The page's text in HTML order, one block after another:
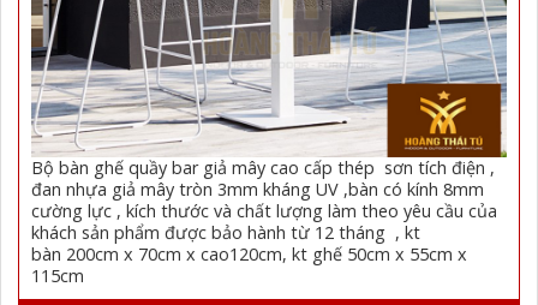
Bộ bàn ghế quầy bar giả mây cao cấp thép sơn tích điện ,
đan nhựa giả mây tròn 3mm kháng UV ,bàn có kính 8mm
cường lực , kích thước và chất lượng làm theo yêu cầu của
khách sản phẩm được bảo hành từ 12 tháng , kt
bàn 200cm x 70cm x cao120cm, kt ghế 50cm x 55cm x
115cm